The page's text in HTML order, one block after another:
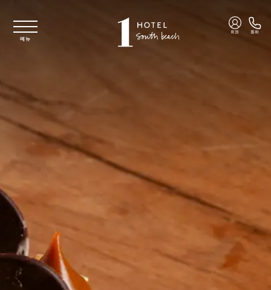
메뉴
회원 통화